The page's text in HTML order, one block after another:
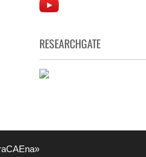
RESEARCHGATE